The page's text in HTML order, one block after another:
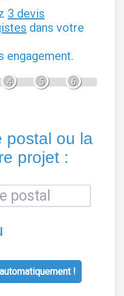
3 devis
dans votre
engagement.
4 5 6
postal ou la
projet :
!